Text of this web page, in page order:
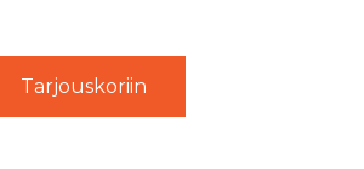
Tarjouskoriin